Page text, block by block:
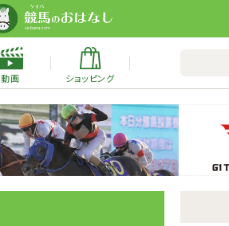
動画 ショッピング